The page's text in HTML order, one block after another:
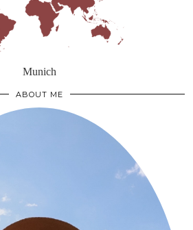
Munich
ABOUT ME